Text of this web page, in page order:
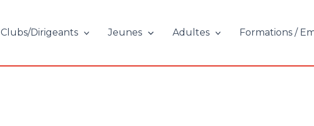
Clubs/Dirigeants Jeunes Adultes Formations /